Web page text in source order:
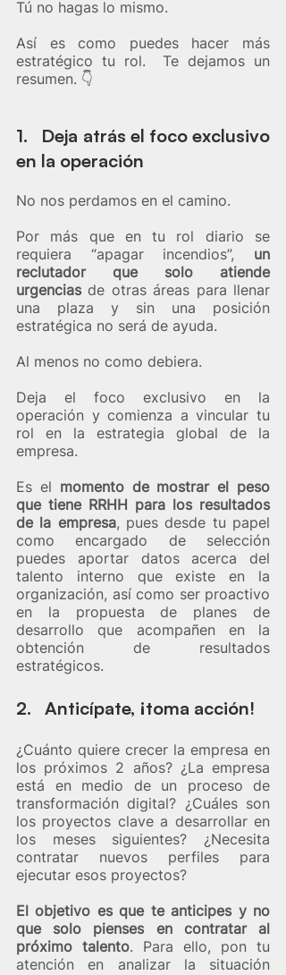
Tú no hagas lo mismo.
Así es como puedes hacer más
estratégico tu rol.  Te dejamos un
resumen. 👇
1.   Deja atrás el foco exclusivo
en la operación
No nos perdamos en el camino.
Por más que en tu rol diario se
requiera “apagar incendios”, un
reclutador que solo atiende
urgencias de otras áreas para llenar
una plaza y sin una posición
estratégica no será de ayuda.
Al menos no como debiera.
Deja el foco exclusivo en la
operación y comienza a vincular tu
rol en la estrategia global de la
empresa.
Es el momento de mostrar el peso
que tiene RRHH para los resultados
de la empresa, pues desde tu papel
como encargado de selección
puedes aportar datos acerca del
talento interno que existe en la
organización, así como ser proactivo
en la propuesta de planes de
desarrollo que acompañen en la
obtención de resultados
estratégicos.
2.   Anticípate, ¡toma acción!
¿Cuánto quiere crecer la empresa en
los próximos 2 años? ¿La empresa
está en medio de un proceso de
transformación digital? ¿Cuáles son
los proyectos clave a desarrollar en
los meses siguientes? ¿Necesita
contratar nuevos perfiles para
ejecutar esos proyectos?
El objetivo es que te anticipes y no
que solo pienses en contratar al
próximo talento. Para ello, pon tu
atención en analizar la situación